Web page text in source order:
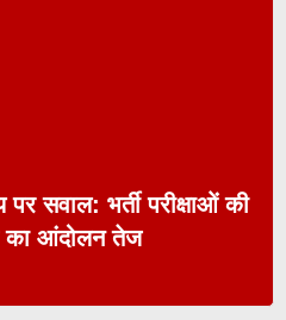
सवाल: भर्ती परीक्षाओं की
का आंदोलन तेज